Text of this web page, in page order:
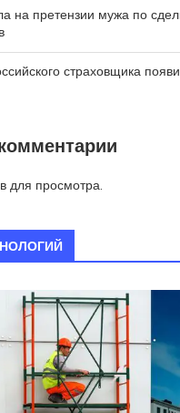
на претензии мужа по
страховщика
для просмотра.